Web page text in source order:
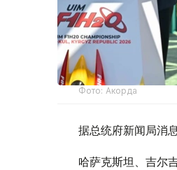
Фото: Акорда
据总统府新闻局消
哈萨克斯坦、吉尔